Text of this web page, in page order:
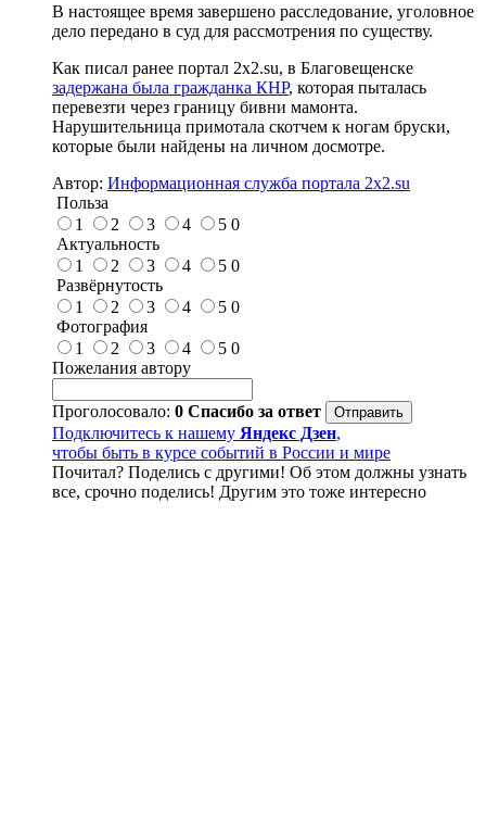
В настоящее время завершено расследование, уголовное
дело передано в суд для рассмотрения по существу.
Как писал ранее портал 2х2.su, в Благовещенске
задержана была гражданка КНР, которая пыталась
перевезти через границу бивни мамонта.
Нарушительница примотала скотчем к ногам бруски,
которые были найдены на личном досмотре.
Автор: Информационная служба портала 2x2.su
Польза
1
2 3 4 5 0
Актуальность
1
2 3 4 5 0
Развёрнутость
1
2 3 4 5 0
Фотография
1
2 3 4 5 0
Пожелания автору
Проголосовало: 0 Спасибо за ответ
Подключитесь к нашему Яндекс Дзен,
чтобы быть в курсе событий в России и мире
Почитал? Поделись с другими! Об этом должны узнать
все, срочно поделись! Другим это тоже интересно